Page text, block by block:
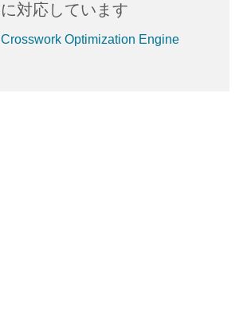
に対応しています
Crosswork Optimization Engine